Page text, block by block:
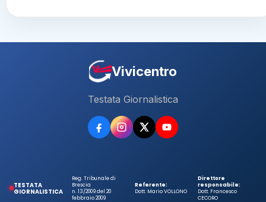
Vivicentro
Testata Giornalistica
TESTATA
GIORNALISTICA
Reg. Tribunale di
Brescia
n. 13/2009 del 20
febbraio 2009
Referente:
Dott. Mario VOLLONO
Direttore
responsabile:
Dott. Francesco
CECORO